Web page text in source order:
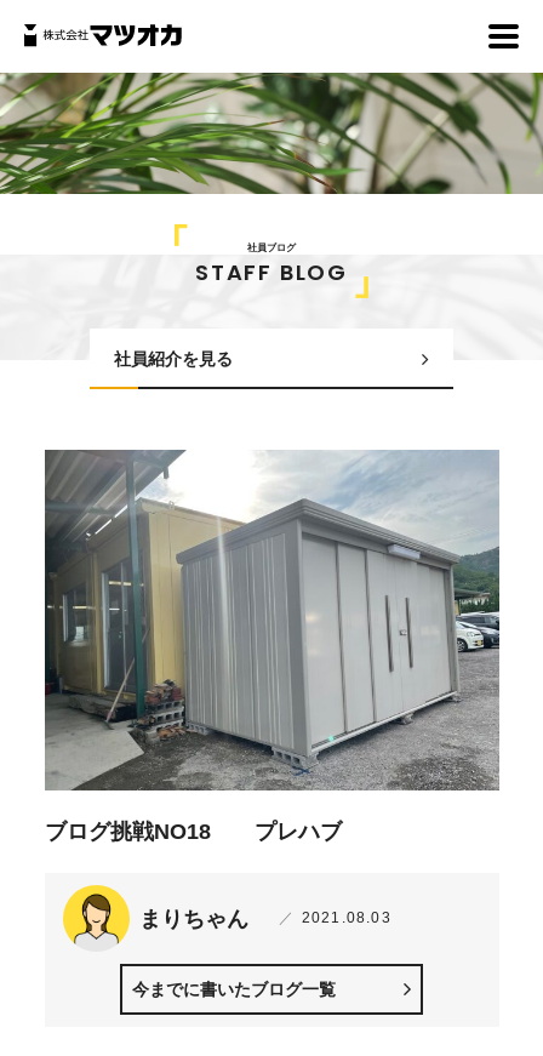
社員ブログ
STAFF BLOG
社員紹介を見る
ブログ挑戦NO18 プレハブ
まりちゃん 2021.08.03
今までに書いたブログ一覧